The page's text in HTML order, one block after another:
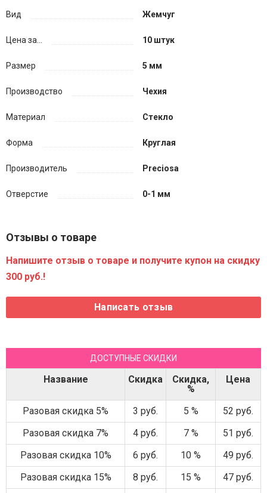
Вид Жемчуг
Цена за... 10 штук
Размер 5 мм
Производство Чехия
Материал Стекло
Форма Круглая
Производитель Preciosa
Отверстие 0-1 мм
Отзывы о товаре
Напишите отзыв о товаре и получите купон на скидку
300 руб.!
ДОСТУПНЫЕ СКИДКИ
Название Скидка
Скидка,
%
Цена
Разовая скидка 5% 3 руб. 5 %
52 руб.
Разовая скидка 7%
4 руб. 7 %
51 руб.
Разовая скидка 10%
6 руб. 10 %
49 руб.
Разовая скидка 15%
8 руб. 15 %
47 руб.